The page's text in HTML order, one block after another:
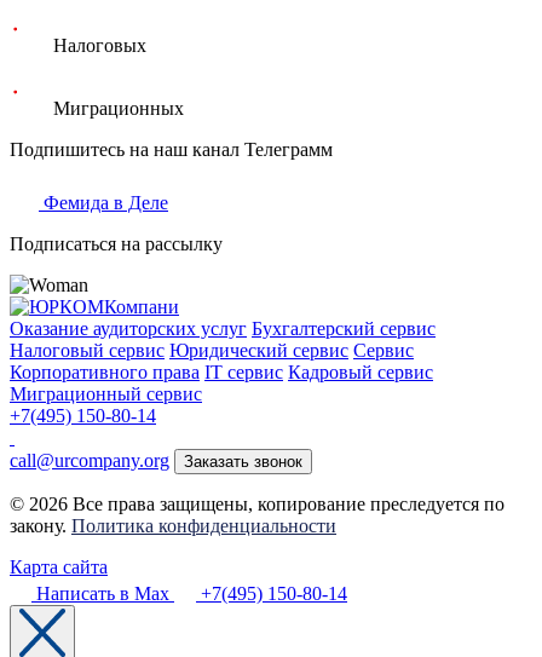
Налоговых
Миграционных
Подпишитесь на наш канал Телеграмм
Фемида в Деле
Подписаться на рассылку
Оказание аудиторских услуг Бухгалтерский сервис
Налоговый сервис Юридический сервис Сервис
Корпоративного права IT сервис Кадровый сервис
Миграционный сервис
+7(495) 150-80-14
call@urcompany.org Заказать звонок
© 2026 Все права защищены, копирование преследуется по
закону. Политика конфиденциальности
Карта сайта
Написать в Max
+7(495) 150-80-14